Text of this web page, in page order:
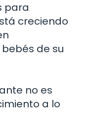
para
creciendo
de su
no es
a lo